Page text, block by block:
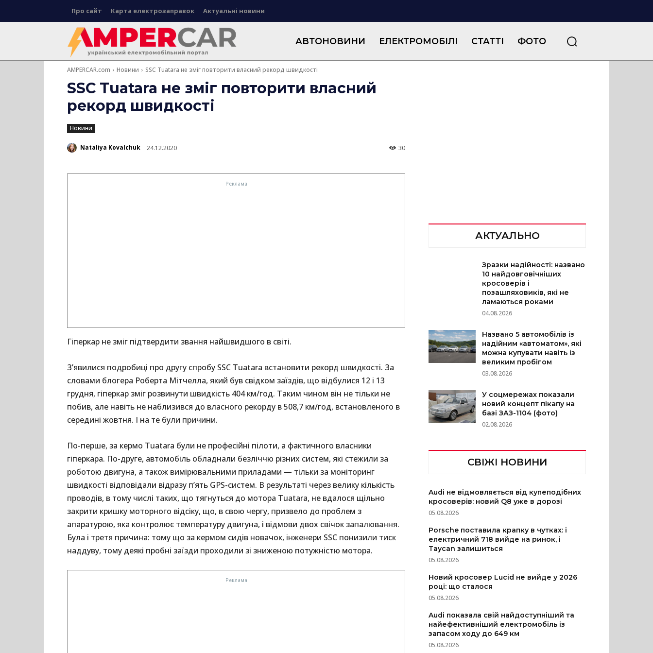
Про сайт Карта електрозаправок Актуальні новини
АВТОНОВИНИ ЕЛЕКТРОМОБІЛІ СТАТТІ ФОТО
AMPERCAR.com Новини SSC Tuatara не зміг повторити власний рекорд швидкості
SSC Tuatara не зміг повторити власний
рекорд швидкості
Новини
Nataliya Kovalchuk 24.12.2020 30
Гіперкар не зміг підтвердити звання найшвидшого в світі.
З’явилися подробиці про другу спробу SSС Tuatara встановити рекорд швидкості. За
словами блогера Роберта Мітчелла, який був свідком заїздів, що відбулися 12 і 13
грудня, гіперкар зміг розвинути швидкість 404 км/год. Таким чином він не тільки не
побив, але навіть не наблизився до власного рекорду в 508,7 км/год, встановленого в
середині жовтня. І на те були причини.
По-перше, за кермо Tuatara були не професійні пілоти, а фактичного власники
гіперкара. По-друге, автомобіль обладнали безліччю різних систем, які стежили за
роботою двигуна, а також вимірювальними приладами — тільки за моніторинг
швидкості відповідали відразу п’ять GPS-систем. В результаті через велику кількість
проводів, в тому числі таких, що тягнуться до мотора Tuatara, не вдалося щільно
закрити кришку моторного відсіку, що, в свою чергу, призвело до проблем з
апаратурою, яка контролює температуру двигуна, і відмови двох свічок запалювання.
Була і третя причина: тому що за кермом сидів новачок, інженери SSC понизили тиск
наддуву, тому деякі пробні заїзди проходили зі зниженою потужністю мотора.
АКТУАЛЬНО
Зразки надійності: названо
10 найдовговічніших
кросоверів і
позашляховиків, які не
ламаються роками
04.08.2026
Названо 5 автомобілів із
надійним «автоматом», які
можна купувати навіть із
великим пробігом
03.08.2026
У соцмережах показали
новий концепт пікапу на
базі ЗАЗ-1104 (фото)
02.08.2026
СВІЖІ НОВИНИ
Audi не відмовляється від купеподібних
кросоверів: новий Q8 уже в дорозі
05.08.2026
Porsche поставила крапку в чутках: і
електричний 718 вийде на ринок, і
Taycan залишиться
05.08.2026
Новий кросовер Lucid не вийде у 2026
році: що сталося
05.08.2026
Audi показала свій найдоступніший та
найефективніший електромобіль із
запасом ходу до 649 км
05.08.2026